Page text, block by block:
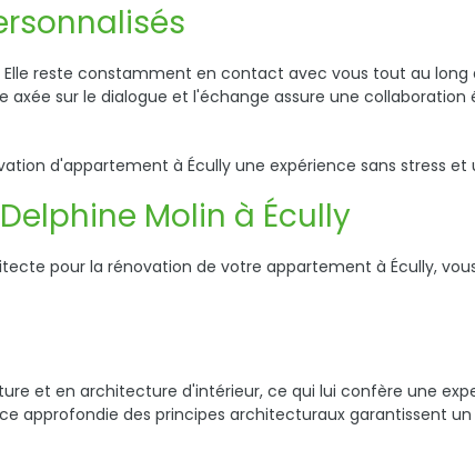
reste constamment en contact avec vous tout au
axée sur le dialogue et l'échange assure une
d'appartement à Écully une expérience sans stress et
Molin à Écully
pour la rénovation de votre appartement à Écully,
et en architecture d'intérieur, ce qui lui confère une
approfondie des principes architecturaux garantissent